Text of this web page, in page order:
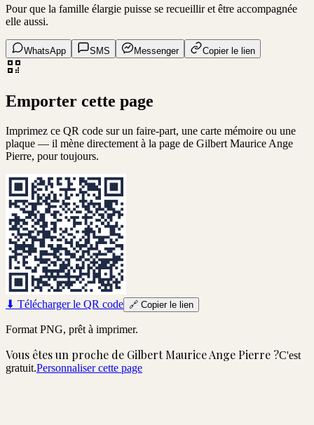
Pour que la famille élargie puisse se recueillir et être accompagnée
elle aussi.
WhatsApp SMS Messenger Copier le lien
Emporter cette page
Imprimez ce QR code sur un faire-part, une carte mémoire ou une
plaque — il mène directement à la page de Gilbert Maurice Ange
Pierre, pour toujours.
⬇ Télécharger le QR code 🔗 Copier le lien
Format PNG, prêt à imprimer.
Vous êtes un proche de Gilbert Maurice Ange Pierre ?C'est
gratuit.Personnaliser cette page